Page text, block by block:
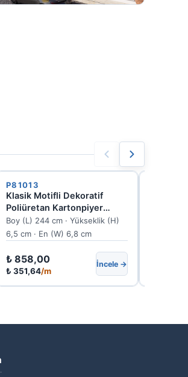
P81013
Klasik Motifli Dekoratif
Poliüretan Kartonpiyer
Modeli
Boy (L) 244 cm · Yükseklik (H)
6,5 cm · En (W) 6,8 cm
₺ 858,00
₺ 351,64/m
İncele →